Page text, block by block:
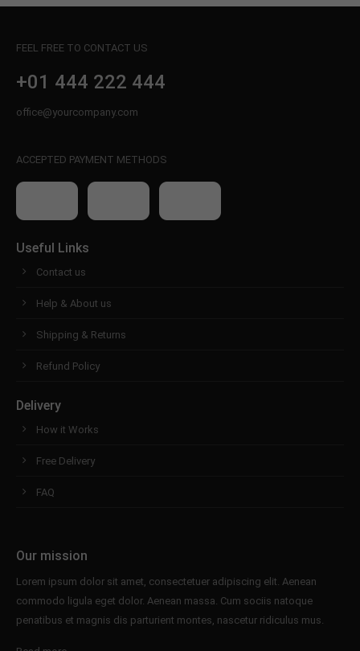
Lorem ipsum dolor sit amet, consectetuer
Cum sociis natoque penatibus et magnis dis
quam felis, ultricies nec.
FEEL FREE TO CONTACT US
+01 444 222 444
office@yourcompany.com
ACCEPTED PAYMENT METHODS
Useful Links
Contact us
Help & About us
Shipping & Returns
Refund Policy
Delivery
How it Works
Free Delivery
FAQ
Our mission
Lorem ipsum dolor sit amet, consectetuer adipiscing elit. Aenean
commodo ligula eget dolor. Aenean massa. Cum sociis natoque
penatibus et magnis dis parturient montes, nascetur ridiculus mus.